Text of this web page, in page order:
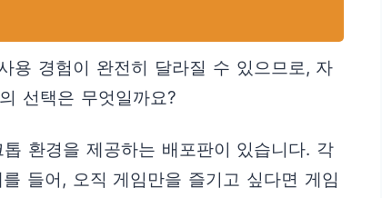
용 경험이 완전히 달라질 수 있으므로, 자
선택은 무엇일까요?
환경을 제공하는 배포판이 있습니다. 각
들어, 오직 게임만을 즐기고 싶다면 게임